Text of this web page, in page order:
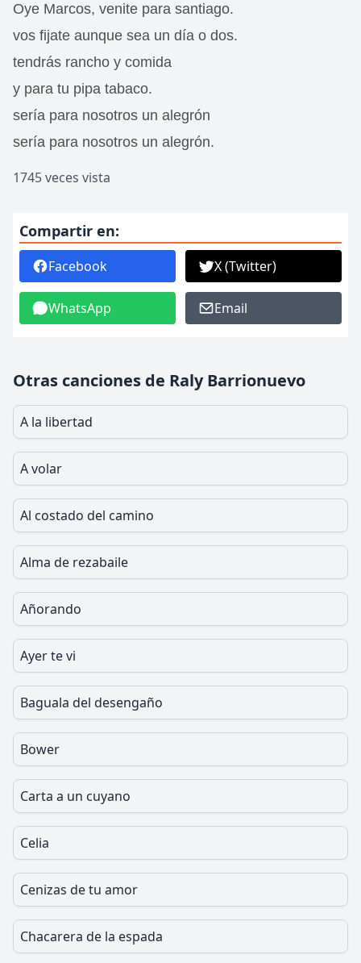
Oye Marcos, venite para santiago.
vos fijate aunque sea un día o dos.
tendrás rancho y comida
y para tu pipa tabaco.
sería para nosotros un alegrón
sería para nosotros un alegrón.
1745 veces vista
Compartir en:
Facebook X (Twitter)
WhatsApp Email
Otras canciones de Raly Barrionuevo
A la libertad
A volar
Al costado del camino
Alma de rezabaile
Añorando
Ayer te vi
Baguala del desengaño
Bower
Carta a un cuyano
Celia
Cenizas de tu amor
Chacarera de la espada